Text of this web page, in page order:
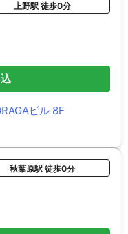
上野駅 徒歩0分
ビル 8F
秋葉原駅 徒歩0分